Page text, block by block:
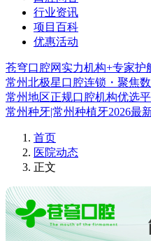
行业资讯
项目百科
优惠活动
苍穹口腔网实力机构+专家护
常州北极星口腔连锁・聚焦
常州地区正规口腔机构优选
常州种牙|常州种植牙2026最
首页
医院动态
正文